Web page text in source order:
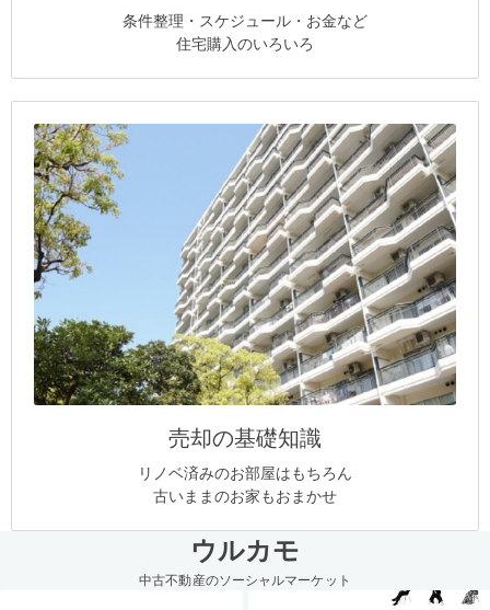
条件整理・スケジュール・お金など
住宅購入のいろいろ
売却の基礎知識
リノベ済みのお部屋はもちろん
古いままのお家もおまかせ
ウルカモ
中古不動産のソーシャルマーケット